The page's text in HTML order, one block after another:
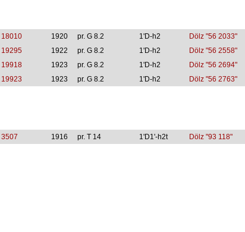
18010 1920 pr. G 8.2 1'D-h2
Dölz "56 2033"
19295 1922 pr. G 8.2 1'D-h2
Dölz "56 2558"
19918 1923 pr. G 8.2 1'D-h2
Dölz "56 2694"
19923 1923 pr. G 8.2 1'D-h2 Dölz "56 2763"
3507 1916 pr. T 14 1'D1'-h2t Dölz "93 118"